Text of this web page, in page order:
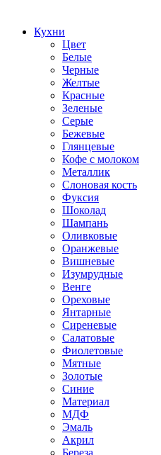
Кухни
Цвет
Белые
Черные
Желтые
Красные
Зеленые
Серые
Бежевые
Глянцевые
Кофе с молоком
Металлик
Слоновая кость
Фуксия
Шоколад
Шампань
Оливковые
Оранжевые
Вишневые
Изумрудные
Венге
Ореховые
Янтарные
Сиреневые
Салатовые
Фиолетовые
Мятные
Золотые
Синие
Материал
МДФ
Эмаль
Акрил
Береза